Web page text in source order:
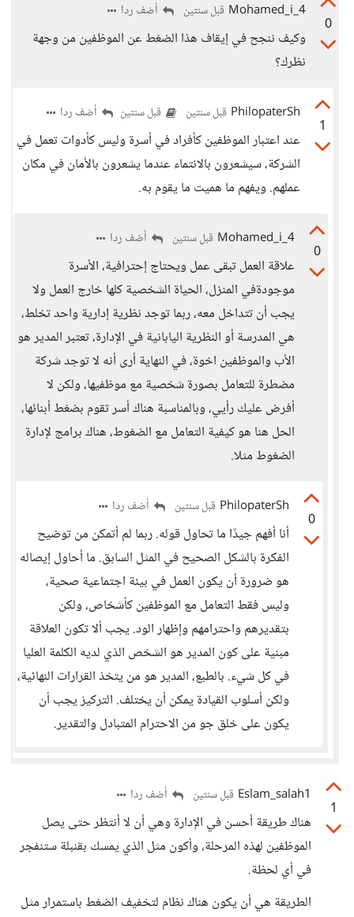
0
Mohamed_i_4 قبل سنتين أضف ردا
وكيف ننجح في إيقاف هذا الضغط عن الموظفين من وجهة
نظرك؟
1
PhilopaterSh قبل سنتين قبل سنتين أضف ردا
عند اعتبار الموظفين كأفراد في أسرة وليس كأدوات تعمل في
الشركة، سيشعرون بالانتماء عندما يشعرون بالأمان في مكان
عملهم. ويفهم ما هميت ما يقوم به.
0
Mohamed_i_4 قبل سنتين أضف ردا
علاقة العمل تبقى عمل ويحتاج إحترافية، الأسرة
موجودةفي المنزل، الحياة الشخصية كلها خارج العمل ولا
يجب أن تتداخل معه، ربما توجد نظرية إدارية واحد تخلط،
هي المدرسة أو النظرية اليابانية في الإدارة، تعتبر المدير هو
الأب والموظفين اخوة، في النهاية أرى أنه لا توجد شركة
مضطرة للتعامل بصورة شخصية مع موظفيها، ولكن لا
أفرض عليك رأيي، وبالمناسبة هناك أسر تقوم بضغط أبنائها،
الحل هنا هو كيفية التعامل مع الضغوط، هناك برامج لإدارة
الضغوط مثلا.
0
PhilopaterSh قبل سنتين أضف ردا
أنا أفهم جيدًا ما تحاول قوله. ربما لم أتمكن من توضيح
الفكرة بالشكل الصحيح في المثل السابق. ما أحاول إيصاله
هو ضرورة أن يكون العمل في بيئة اجتماعية صحية،
وليس فقط التعامل مع الموظفين كأشخاص، ولكن
بتقديرهم واحترامهم وإظهار الود. يجب ألا تكون العلاقة
مبنية على كون المدير هو الشخص الذي لديه الكلمة العليا
في كل شيء. بالطبع، المدير هو من يتخذ القرارات النهائية،
ولكن أسلوب القيادة يمكن أن يختلف. التركيز يجب أن
يكون على خلق جو من الاحترام المتبادل والتقدير.
1
Eslam_salah1 قبل سنتين أضف ردا
هناك طريقة أحسن في الإدارة وهي أن لا أنتظر حتى يصل
الموظفين لهذه المرحلة، وأكون مثل الذي يمسك بقنبلة ستنفجر
في أي لحظة.
الطريقة هي أن يكون هناك نظام لتخفيف الضغط باستمرار مثل